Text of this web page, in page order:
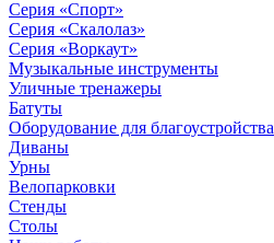
Серия «Спорт»
Серия «Скалолаз»
Серия «Воркаут»
Музыкальные инструменты
Уличные тренажеры
Батуты
Оборудование для благоустройства
Диваны
Урны
Велопарковки
Стенды
Столы